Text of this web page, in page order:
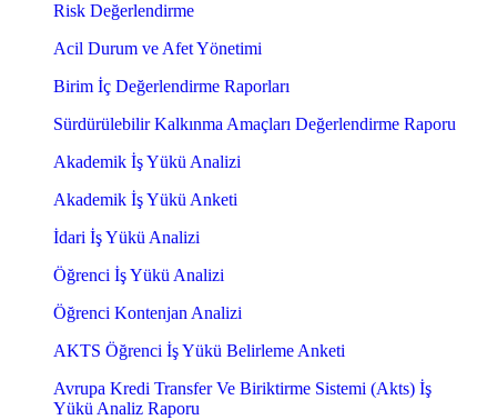
Risk Değerlendirme
Acil Durum ve Afet Yönetimi
Birim İç Değerlendirme Raporları
Sürdürülebilir Kalkınma Amaçları Değerlendirme Raporu
Akademik İş Yükü Analizi
Akademik İş Yükü Anketi
İdari İş Yükü Analizi
Öğrenci İş Yükü Analizi
Öğrenci Kontenjan Analizi
AKTS Öğrenci İş Yükü Belirleme Anketi
Avrupa Kredi Transfer Ve Biriktirme Sistemi (Akts) İş
Yükü Analiz Raporu